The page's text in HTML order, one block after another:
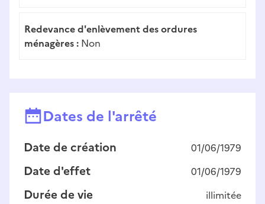
Redevance d'enlèvement des ordures
ménagères : Non
Dates de l'arrêté
Date de création 01/06/1979
Date d'effet 01/06/1979
Durée de vie illimitée